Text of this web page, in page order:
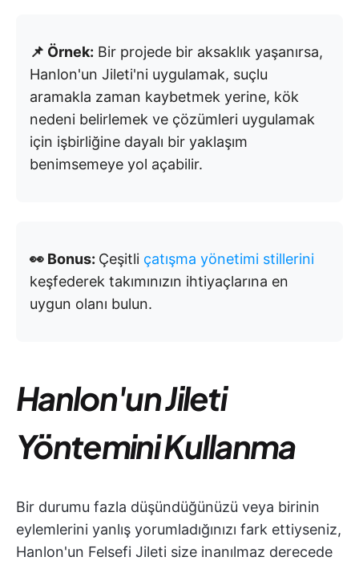
📌 Örnek: Bir projede bir aksaklık yaşanırsa,
Hanlon'un Jileti'ni uygulamak, suçlu
aramakla zaman kaybetmek yerine, kök
nedeni belirlemek ve çözümleri uygulamak
için işbirliğine dayalı bir yaklaşım
benimsemeye yol açabilir.
👀 Bonus: Çeşitli çatışma yönetimi stillerini
keşfederek takımınızın ihtiyaçlarına en
uygun olanı bulun.
Hanlon'un Jileti
Yöntemini Kullanma
Bir durumu fazla düşündüğünüzü veya birinin
eylemlerini yanlış yorumladığınızı fark ettiyseniz,
Hanlon'un Felsefi Jileti size inanılmaz derecede